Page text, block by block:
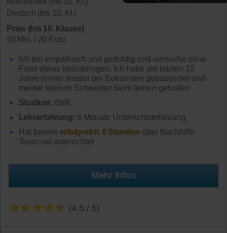
Deutsch (bis 10. Kl.)
Preis (bis 10. Klasse)
45 Min. / 20 Euro
Ich bin empathisch und geduldig und versuche ohne
Frust etwas beizubringen. Ich habe die letzten 10
Jahre immer wieder bei Bekannten gebabysittet und
meiner kleinen Schwester beim lernen geholfen
Studium: BWL
Lehrerfahrung: 6 Monate Unterrichtserfahrung
Hat bereits erfolgreich 8 Stunden über Nachhilfe-
Team.net unterrichtet
Mehr Infos
★★★★★ (4.5 / 5)